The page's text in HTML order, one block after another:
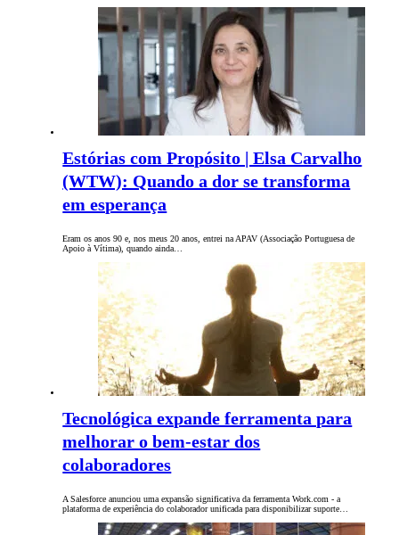
Estórias com Propósito | Elsa Carvalho
(WTW): Quando a dor se transforma
em esperança
Eram os anos 90 e, nos meus 20 anos, entrei na APAV (Associação Portuguesa de
Apoio à Vítima), quando ainda…
Tecnológica expande ferramenta para
melhorar o bem-estar dos
colaboradores
A Salesforce anunciou uma expansão significativa da ferramenta Work.com - a
plataforma de experiência do colaborador unificada para disponibilizar suporte…